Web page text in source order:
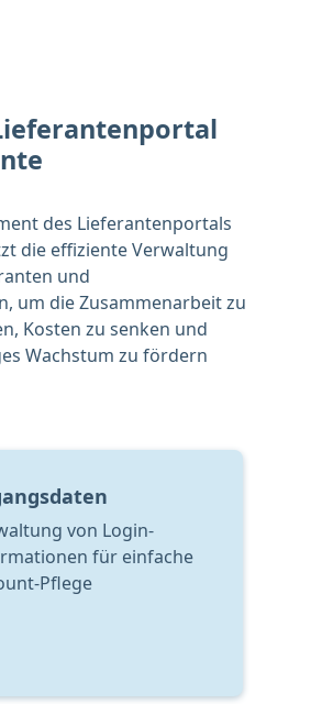
des Lieferantenportals
die effiziente Verwaltung
und
um die Zusammenarbeit zu
Kosten zu senken und
Wachstum zu fördern
von Login-
für einfache
Pflege